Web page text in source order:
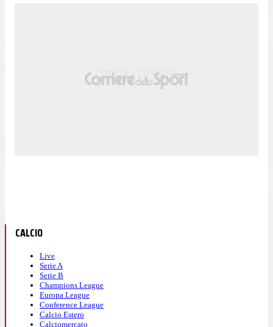
CALCIO
Live
Serie A
Serie B
Champions League
Europa League
Conference League
Calcio Estero
Calciomercato